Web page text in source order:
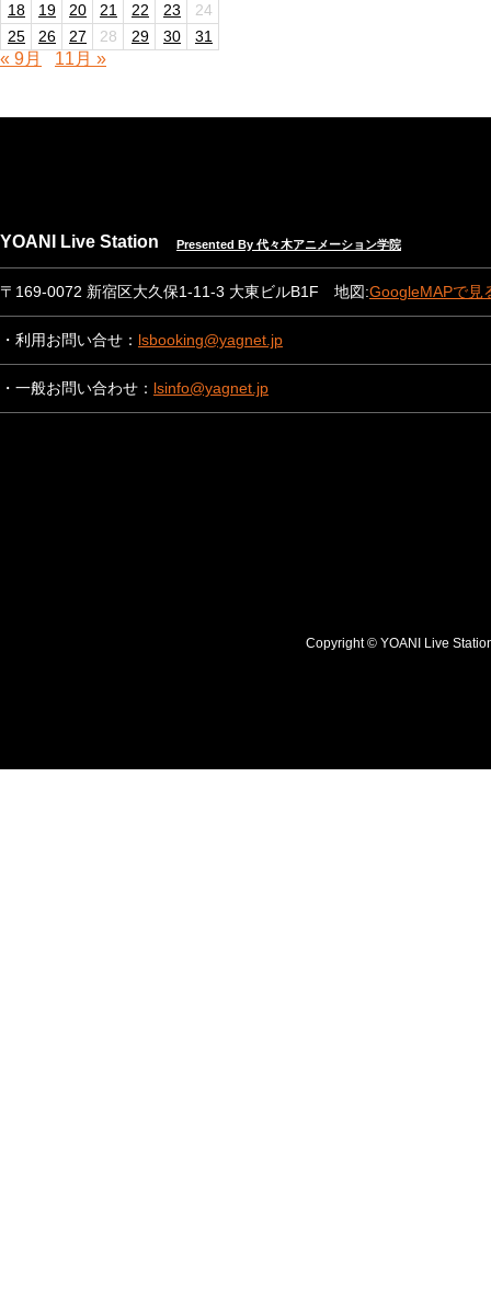
18
19 20 21 22 23
24
25
26 27 28 29 30 31
« 9月 11月 »
YOANI Live Station Presented By 代々木アニメーション学院
〒169-0072 新宿区大久保1-11-3 大東ビルB1F 地図:GoogleMAPで見
・利用お問い合せ： lsbooking@yagnet.jp
・一般お問い合わせ： lsinfo@yagnet.jp
Copyright © YOANI Live